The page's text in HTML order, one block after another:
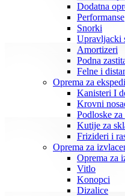
Dodatna
Performanse
Snorki
Upravljacki
Amortizeri
Podna
Felne i
Oprema za
Kanisteri I
Krovni
Podloske za
Kutije za
Frizideri i
Oprema za
Oprema za
Vitlo
Konopci
Dizalice